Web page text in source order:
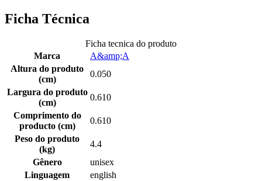
Ficha Técnica
Ficha tecnica do produto
Marca
A&amp;A
Altura do produto
(cm)
0.050
Largura do produto
(cm)
0.610
Comprimento do
producto (cm)
0.610
Peso do produto
(kg)
4.4
Gênero
unisex
Linguagem
english